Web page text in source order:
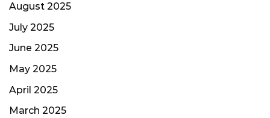
August 2025
July 2025
June 2025
May 2025
April 2025
March 2025